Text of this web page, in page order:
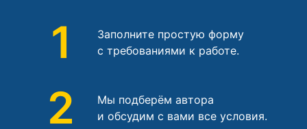
1
Заполните простую форму
с требованиями к работе.
2
Мы подберём автора
и обсудим с вами все условия.